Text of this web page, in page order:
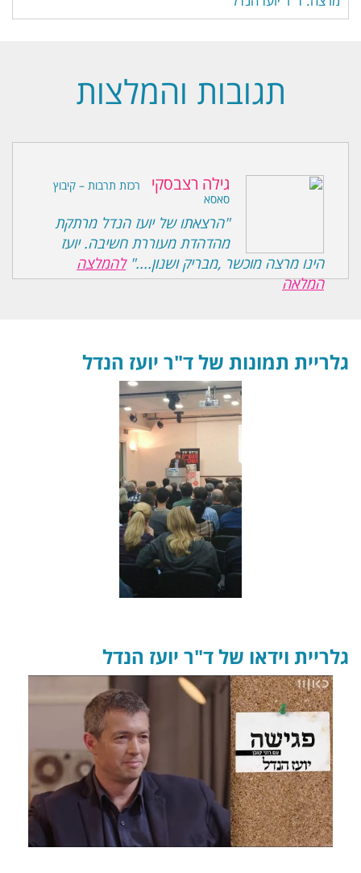
תגובות והמלצות
גילה רצבסקי
רכזת תרבות – קיבוץ
סאסא
"הרצאתו של יועז הנדל מרתקת
מהדהדת מעוררת חשיבה. יועז
הינו מרצה מוכשר ,מבריק ושנון...."להמלצה
המלאה
גלריית תמונות של ד"ר יועז הנדל
גלריית וידאו של ד"ר יועז הנדל